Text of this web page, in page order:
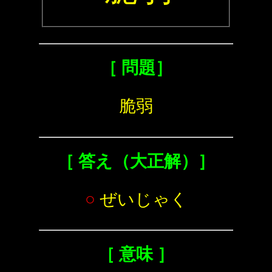
［ 問題］
脆弱
［ 答え（大正解）］
○ ぜいじゃく
［ 意味 ］